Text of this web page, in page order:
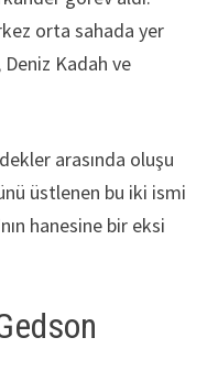
orta sahada yer
Kadah ve
arasında oluşu
üstlenen bu iki ismi
hanesine bir eksi